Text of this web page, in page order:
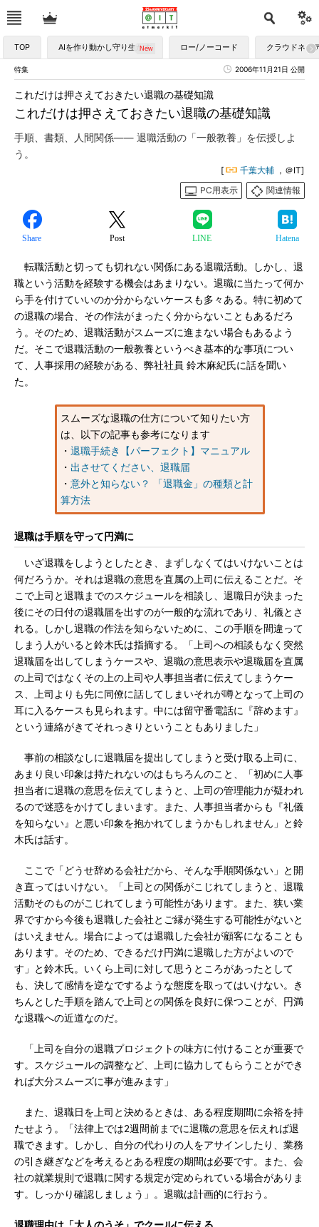
TOP AIを作り動かし守り生かす ロー/ノーコード クラウドネイ
特集 2006年11月21日 公開
これだけは押さえておきたい退職の基礎知識
これだけは押さえておきたい退職の基礎知識
手順、書類、人間関係―― 退職活動の「一般教養」を伝授しよ
う。
[ 千葉大輔 ，＠IT]
PC用表示
関連情報
Share Post LINE Hatena
転職活動と切っても切れない関係にある退職活動。しかし、退
職という活動を経験する機会はあまりない。退職に当たって何か
ら手を付けていいのか分からないケースも多々ある。特に初めて
の退職の場合、その作法がまったく分からないこともあるだろ
う。そのため、退職活動がスムーズに進まない場合もあるよう
だ。そこで退職活動の一般教養というべき基本的な事項につい
て、人事採用の経験がある、弊社社員 鈴木麻紀氏に話を聞い
た。
スムーズな退職の仕方について知りたい方
は、以下の記事も参考になります
・ 退職手続き【パーフェクト】マニュアル
・ 出させてください、退職届
・ 意外と知らない？ 「退職金」の種類と計
算方法
退職は手順を守って円満に
いざ退職をしようとしたとき、まずしなくてはいけないことは
何だろうか。それは退職の意思を直属の上司に伝えることだ。そ
こで上司と退職までのスケジュールを相談し、退職日が決まった
後にその日付の退職届を出すのが一般的な流れであり、礼儀とさ
れる。しかし退職の作法を知らないために、この手順を間違って
しまう人がいると鈴木氏は指摘する。「上司への相談もなく突然
退職届を出してしまうケースや、退職の意思表示や退職届を直属
の上司ではなくその上の上司や人事担当者に伝えてしまうケー
ス、上司よりも先に同僚に話してしまいそれが噂となって上司の
耳に入るケースも見られます。中には留守番電話に『辞めます』
という連絡がきてそれっきりということもありました」
事前の相談なしに退職届を提出してしまうと受け取る上司に、
あまり良い印象は持たれないのはもちろんのこと、「初めに人事
担当者に退職の意思を伝えてしまうと、上司の管理能力が疑われ
るので迷惑をかけてしまいます。また、人事担当者からも『礼儀
を知らない』と悪い印象を抱かれてしまうかもしれません」と鈴
木氏は話す。
ここで「どうせ辞める会社だから、そんな手順関係ない」と開
き直ってはいけない。「上司との関係がこじれてしまうと、退職
活動そのものがこじれてしまう可能性があります。また、狭い業
界ですから今後も退職した会社とご縁が発生する可能性がないと
はいえません。場合によっては退職した会社が顧客になることも
あります。そのため、できるだけ円満に退職した方がよいので
す」と鈴木氏。いくら上司に対して思うところがあったとして
も、決して感情を逆なでするような態度を取ってはいけない。き
ちんとした手順を踏んで上司との関係を良好に保つことが、円満
な退職への近道なのだ。
「上司を自分の退職プロジェクトの味方に付けることが重要で
す。スケジュールの調整など、上司に協力してもらうことができ
れば大分スムーズに事が進みます」
また、退職日を上司と決めるときは、ある程度期間に余裕を持
たせよう。「法律上では2週間前までに退職の意思を伝えれば退
職できます。しかし、自分の代わりの人をアサインしたり、業務
の引き継ぎなどを考えるとある程度の期間は必要です。また、会
社の就業規則で退職に関する規定が定められている場合がありま
す。しっかり確認しましょう」。退職は計画的に行おう。